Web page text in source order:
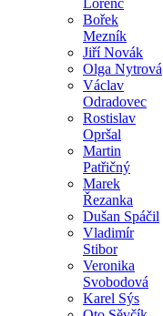
Bořek
Mezník
Jiří Novák
Olga Nytrová
Václav
Odradovec
Rostislav
Opršal
Martin
Patřičný
Marek
Řezanka
Dušan Spáčil
Vladimír
Stibor
Veronika
Svobodová
Karel Sýs